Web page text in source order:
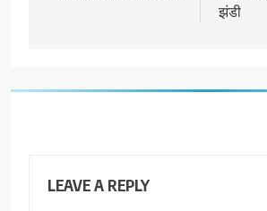
झंडी
LEAVE A REPLY